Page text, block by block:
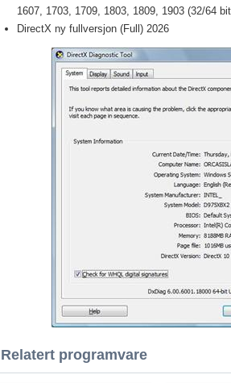
1607, 1703, 1709, 1803, 1809, 1903 (32/64
DirectX ny fullversjon (Full) 2026
Relatert programvare